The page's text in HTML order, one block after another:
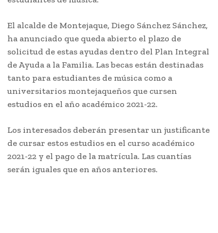
El alcalde de Montejaque, Diego Sánchez Sánchez,
ha anunciado que queda abierto el plazo de
solicitud de estas ayudas dentro del Plan Integral
de Ayuda a la Familia. Las becas están destinadas
tanto para estudiantes de música como a
universitarios montejaqueños que cursen
estudios en el año académico 2021-22.
Los interesados deberán presentar un justificante
de cursar estos estudios en el curso académico
2021-22 y el pago de la matrícula. Las cuantías
serán iguales que en años anteriores.